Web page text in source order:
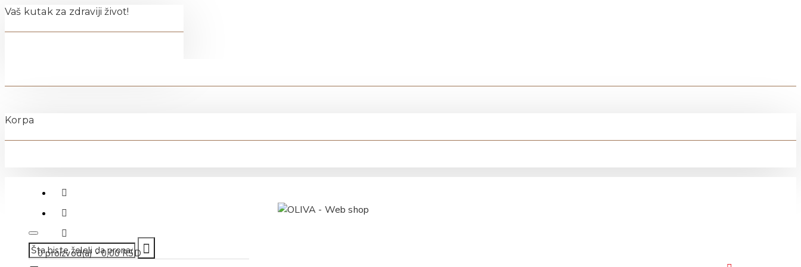
Vaš kutak za zdraviji život!
Korpa
011-40-70-500
0 proizvod(a) - 0,00 RSD